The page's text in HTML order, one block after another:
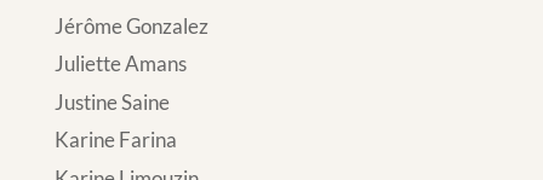
Jérôme Gonzalez
Juliette Amans
Justine Saine
Karine Farina